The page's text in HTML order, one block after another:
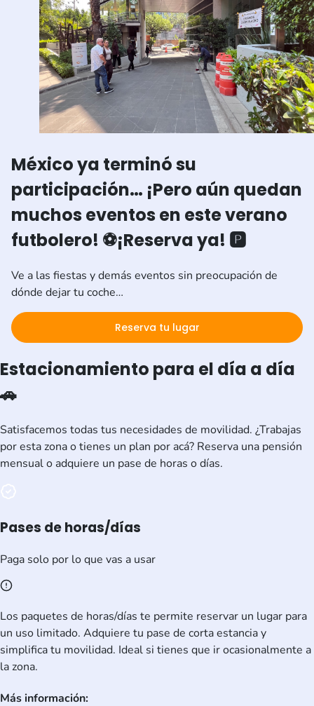
México ya terminó su
participación… ¡Pero aún quedan
muchos eventos en este verano
futbolero! ⚽¡Reserva ya! 🅿️
Ve a las fiestas y demás eventos sin preocupación de
dónde dejar tu coche…
Reserva tu lugar
Estacionamiento para el día a día
🚗
Satisfacemos todas tus necesidades de movilidad. ¿Trabajas
por esta zona o tienes un plan por acá? Reserva una pensión
mensual o adquiere un pase de horas o días.
Pases de horas/días
Paga solo por lo que vas a usar
Los paquetes de horas/días te permite reservar un lugar para
un uso limitado. Adquiere tu pase de corta estancia y
simplifica tu movilidad. Ideal si tienes que ir ocasionalmente a
la zona.
Más información: